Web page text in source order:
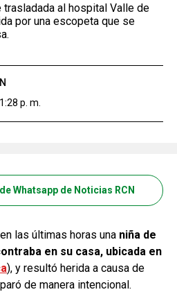
trasladada al hospital Valle de
por una escopeta que se
p. m.
Whatsapp de Noticias RCN
las últimas horas una niña de
en su casa, ubicada en
), y resultó herida a causa de
de manera intencional.